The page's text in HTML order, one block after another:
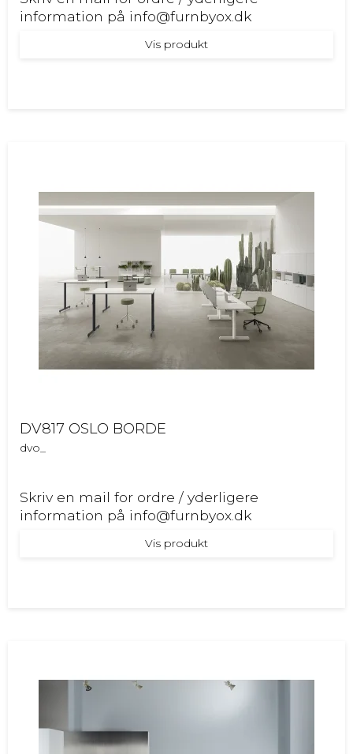
information på info@furnbyox.dk
Vis produkt
DV817 OSLO BORDE
dvo_
Skriv en mail for ordre / yderligere
information på info@furnbyox.dk
Vis produkt